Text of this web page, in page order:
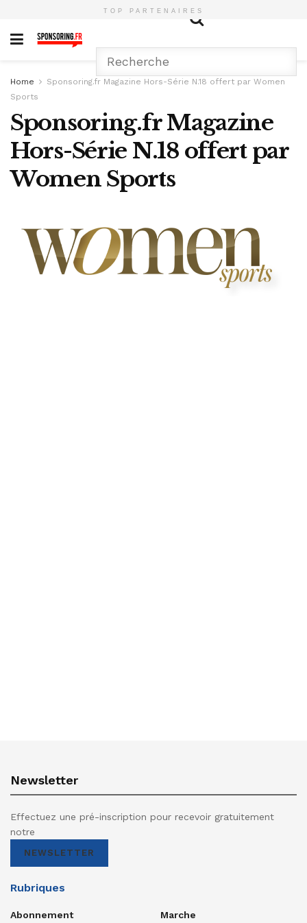
TOP PARTENAIRES
Home
Sponsoring.fr Magazine Hors-Série N.18 offert par Women
Sports
Sponsoring.fr Magazine
Hors-Série N.18 offert par
Women Sports
Newsletter
Effectuez une pré-inscription pour recevoir gratuitement
notre
NEWSLETTER
Rubriques
Abonnement
Marche